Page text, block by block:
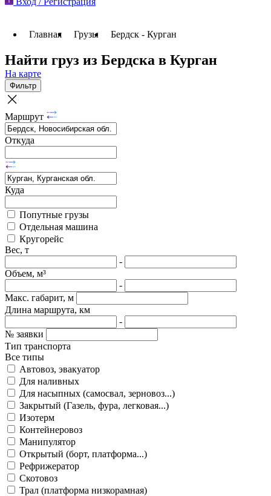
Главная Грузы Бердск - Курган
Найти груз из Бердска в Курган
На карте
Фильтр
Маршрут
Откуда
Куда
Попутные грузы
Отдельная машина
Кругорейс
Вес, т
-
Объем, м³
-
Макс. габарит, м
Длина маршрута, км
-
№ заявки
Тип транспорта
Все типы
Автовоз, эвакуатор
Для наливных
Для насыпных (самосвал, зерновоз...)
Закрытый (Газель, фура, легковая...)
Изотерм
Контейнеровоз
Манипулятор
Открытый (борт, платформа...)
Рефрижератор
Скотовоз
Трал (платформа низкорамная)